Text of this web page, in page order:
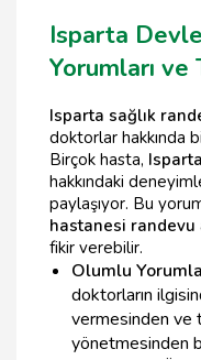
Isparta
Yorumları
Isparta sağlık
doktorlar hakkında
Birçok hasta,
hakkındaki
paylaşıyor. Bu
hastanesi randevu
fikir verebilir.
Olumlu
doktorların
vermesinden ve
yönetmesinden